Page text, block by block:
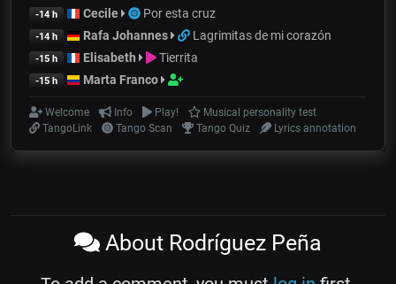
-14 h Cecile Por esta cruz
-14 h Rafa Johannes Lagrimitas de mi corazón
-15 h Elisabeth Tierrita
-15 h Marta Franco
Welcome Info Play!
Musical personality test
TangoLink
Tango Scan Tango Quiz Lyrics annotation
About Rodríguez Peña